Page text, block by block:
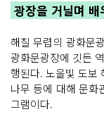
광장을 거닐며 배
해질 무렵의 광화문
광화문광장에 깃든
행된다. 노을빛 도보
나무 등에 대해 문화
그램이다.